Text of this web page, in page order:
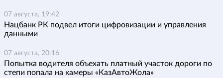
07 августа, 19:42
Нацбанк РК подвел итоги цифровизации и управления
данными
07 августа, 20:16
Попытка водителя объехать платный участок дороги по
степи попала на камеры «КазАвтоЖола»